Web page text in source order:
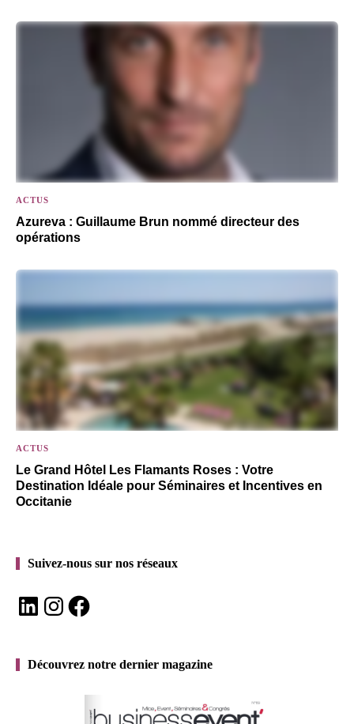
ACTUS
Azureva : Guillaume Brun nommé directeur des
opérations
ACTUS
Le Grand Hôtel Les Flamants Roses : Votre
Destination Idéale pour Séminaires et Incentives en
Occitanie
Suivez-nous sur nos réseaux
LinkedInInstagramFacebook
Découvrez notre dernier magazine